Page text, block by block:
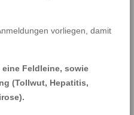
vorliegen, damit
Feldleine, sowie
(Tollwut, Hepatitis,